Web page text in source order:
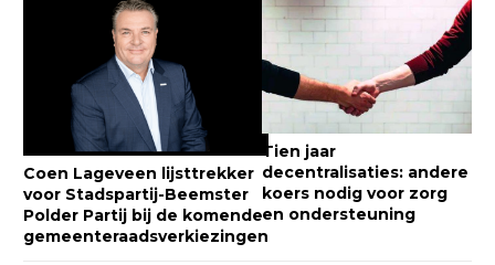
Coen Lageveen lijsttrekker
voor Stadspartij-Beemster
Polder Partij bij de komende
gemeenteraadsverkiezingen
Tien jaar
decentralisaties: andere
koers nodig voor zorg
en ondersteuning